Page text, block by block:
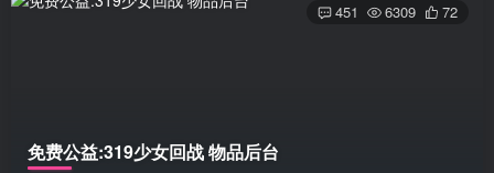
免费公益:319少女回战 物品后台
451 6309 72